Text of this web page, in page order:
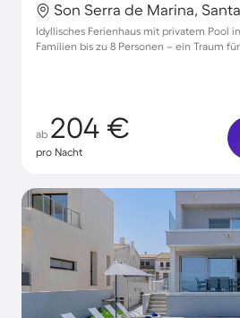
Idyllisches Ferienhaus mit privatem Pool
Familien bis zu 8 Personen – ein Traum
ab 204 €
pro Nacht